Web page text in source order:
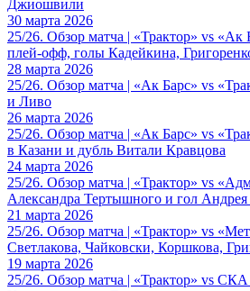
Джиошвили
30 марта 2026
25/26. Обзор матча | «Трактор» vs «Ак
плей-офф, голы Кадейкина,
28 марта 2026
25/26. Обзор матча | «Ак Барс» vs
и Ливо
26 марта 2026
25/26. Обзор матча | «Ак Барс» vs
в Казани и дубль Витали Кравцова
24 марта 2026
25/26. Обзор матча | «Трактор» vs
Александра Тертышного и гол Андрея
21 марта 2026
25/26. Обзор матча | «Трактор» vs
Светлакова, Чайковски, Коршкова,
19 марта 2026
25/26. Обзор матча | «Трактор» vs